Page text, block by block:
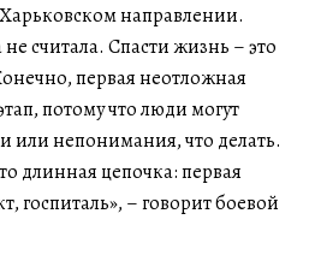
направлении.
считала. Спасти жизнь – это
первая неотложная
потому что люди могут
или непонимания, что делать.
длинная цепочка: первая
госпиталь», – говорит боевой